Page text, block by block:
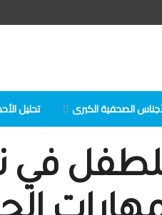
الصحفية الكبرى تحلیل
في